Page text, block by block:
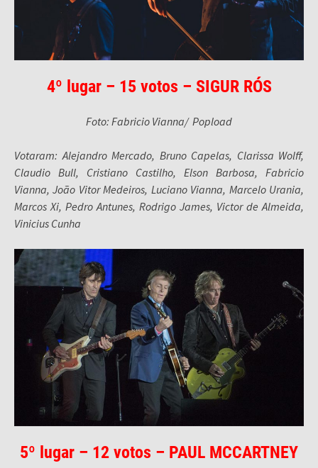
4º lugar – 15 votos – SIGUR RÓS
Foto: Fabricio Vianna/ Popload
Votaram: Alejandro Mercado, Bruno Capelas, Clarissa Wolff,
Claudio Bull, Cristiano Castilho, Elson Barbosa, Fabricio
Vianna, João Vitor Medeiros, Luciano Vianna, Marcelo Urania,
Marcos Xi, Pedro Antunes, Rodrigo James, Victor de Almeida,
Vinicius Cunha
5º lugar – 12 votos – PAUL MCCARTNEY